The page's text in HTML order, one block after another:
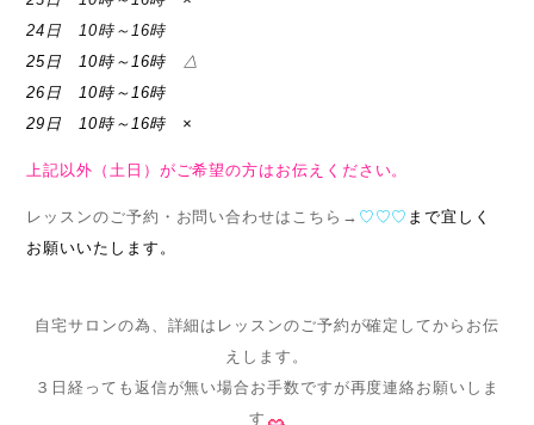
24日 10時～16時
25日 10時～16時 △
26日 10時～16時
29日 10時～16時 ×
上記以外（土日）がご希望の方はお伝えください。
レッスンのご予約・お問い合わせはこちら→ ♡♡♡ まで宜しく
お願いいたします。
自宅サロンの為、詳細はレッスンのご予約が確定してからお伝
えします。
３日経っても返信が無い場合お手数ですが再度連絡お願いしま
す